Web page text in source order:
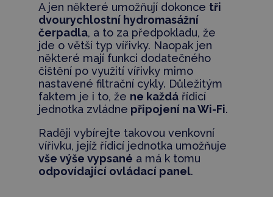
A jen některé umožňují dokonce tři
dvourychlostní hydromasážní
čerpadla, a to za předpokladu, že
jde o větší typ vířivky. Naopak jen
některé mají funkci dodatečného
čištění po využití vířivky mimo
nastavené filtrační cykly. Důležitým
faktem je i to, že ne každářídicí
jednotka zvládne připojení na Wi-Fi.
Raději vybírejte takovou venkovní
vířivku, jejíž řídicí jednotka umožňuje
vše výše vypsané a má k tomu
odpovídající ovládací panel.